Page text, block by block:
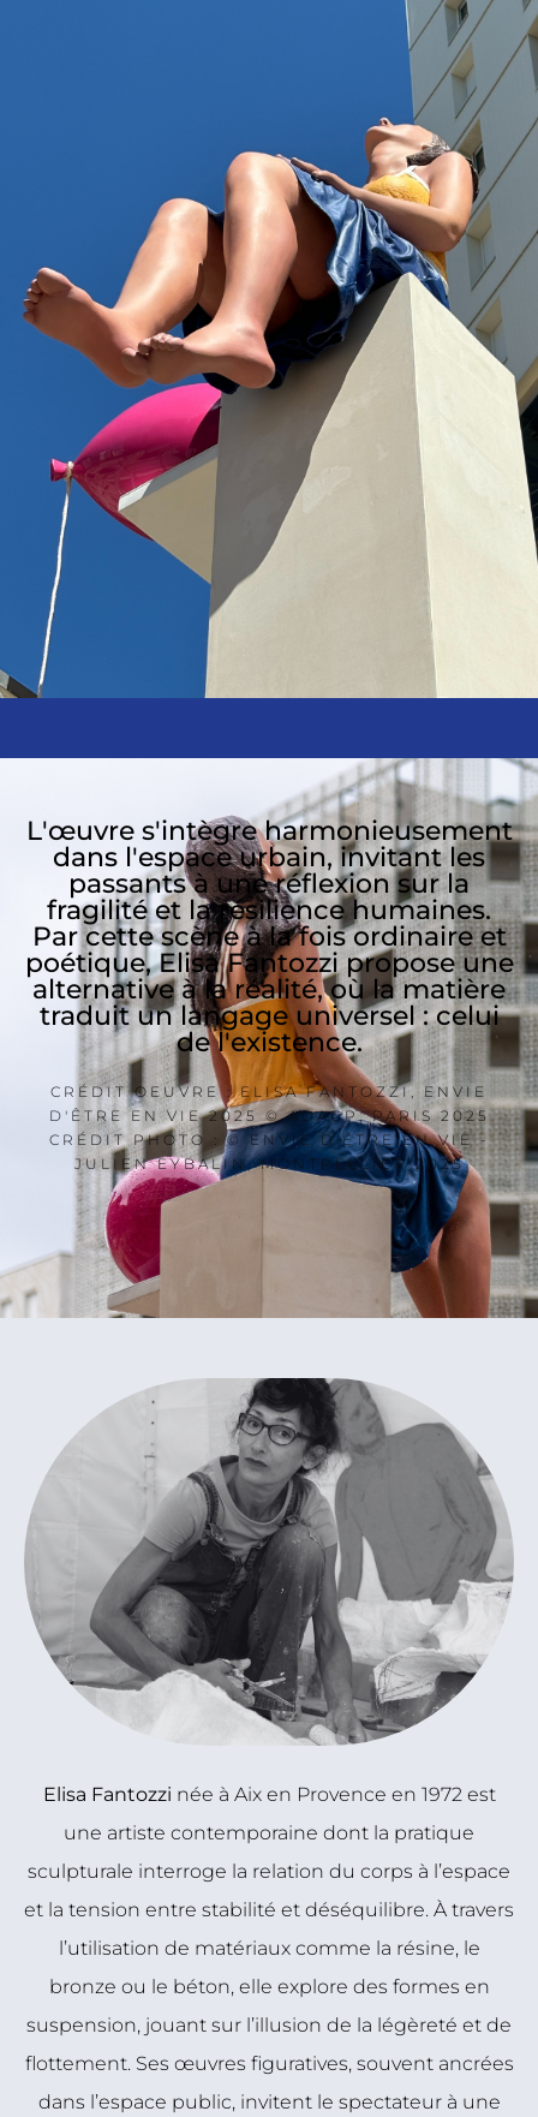
L'œuvre s'intègre harmonieusement
dans l'espace urbain, invitant les
passants à une réflexion sur la
fragilité et la résilience humaines.
Par cette scène à la fois ordinaire et
poétique, Elisa Fantozzi propose une
alternative à la réalité, où la matière
traduit un langage universel : celui
de l'existence.
CRÉDIT OEUVRE : ELISA FANTOZZI, ENVIE
D'ÊTRE EN VIE 2025 © ADAGP, PARIS 2025
CRÉDIT PHOTO : © ENVIE D'ÊTRE EN VIE -
JULIEN EYBALIN, MONTPELLIER 2025
Elisa Fantozzi née à Aix en Provence en 1972 est
une artiste contemporaine dont la pratique
sculpturale interroge la relation du corps à l’espace
et la tension entre stabilité et déséquilibre. À travers
l’utilisation de matériaux comme la résine, le
bronze ou le béton, elle explore des formes en
suspension, jouant sur l’illusion de la légèreté et de
flottement. Ses œuvres figuratives, souvent ancrées
dans l’espace public, invitent le spectateur à une